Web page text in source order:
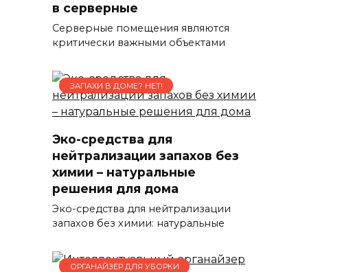
в серверные
Серверные помещения являются
критически важными объектами
ЗАПАХИ В ДОМЕ? НЕТ!
Эко-средства для
нейтрализации запахов без
химии – натуральные
решения для дома
Эко-средства для нейтрализации
запахов без химии: натуральные
ОРГАНАЙЗЕР ДЛЯ УБОРКИ